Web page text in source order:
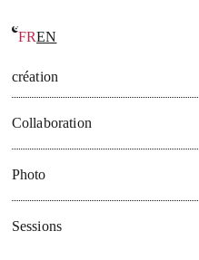
FREN
création
Collaboration
Photo
Sessions